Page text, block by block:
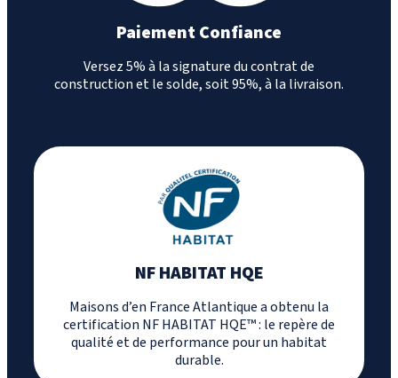
Paiement Confiance
Versez 5% à la signature du contrat de
construction et le solde, soit 95%, à la livraison.
NF HABITAT HQE
Maisons d’en France Atlantique a obtenu la
certification NF HABITAT HQE™ : le repère de
qualité et de performance pour un habitat
durable.